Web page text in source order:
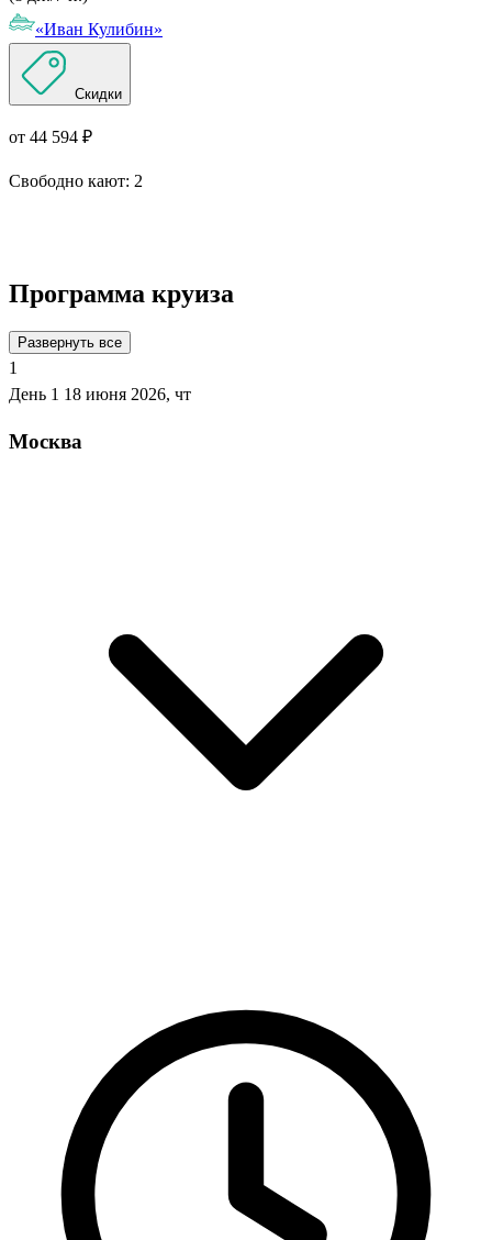
«Иван Кулибин»
Скидки
от 44 594 ₽
Свободно кают: 2
Программа круиза
Развернуть все
1
День 1 18 июня 2026, чт
Москва